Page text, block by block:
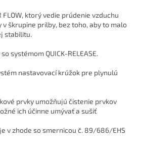
ktorý vedie prúdenie vzduchu
škrupine prilby, bez toho, aby to malo
stabilitu.
systémom QUICK-RELEASE.
nastavovací krúžok pre plynulú
prvky umožňujú čistenie prvkov
ich účinne umývať a sušiť
v zhode so smernicou č. 89/686/EHS